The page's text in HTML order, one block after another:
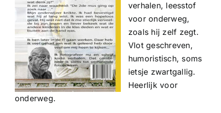
verhalen, leesstof
voor onderweg,
zoals hij zelf zegt.
Vlot geschreven,
humoristisch, soms
ietsje zwartgallig.
Heerlijk voor
onderweg.